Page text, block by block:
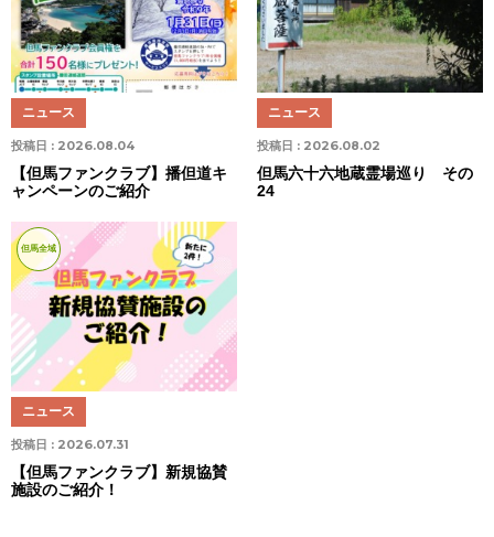
投稿日 : 2026.08.04
ニュース
【但馬ファンクラブ】播但道キ
ャンペーンのご紹介
投稿日 : 2026.08.02
ニュース
但馬六十六地蔵霊場巡り その
24
但馬全域
投稿日 : 2026.07.31
ニュース
【但馬ファンクラブ】新規協賛
施設のご紹介！